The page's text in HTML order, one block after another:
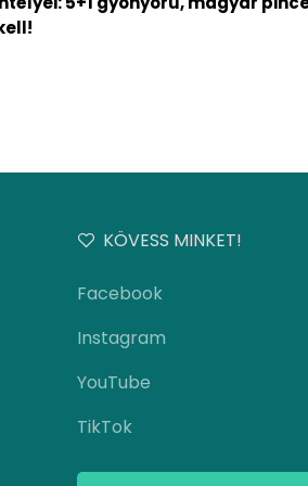
KÖVESS MINKET!
Facebook
Instagram
YouTube
TikTok